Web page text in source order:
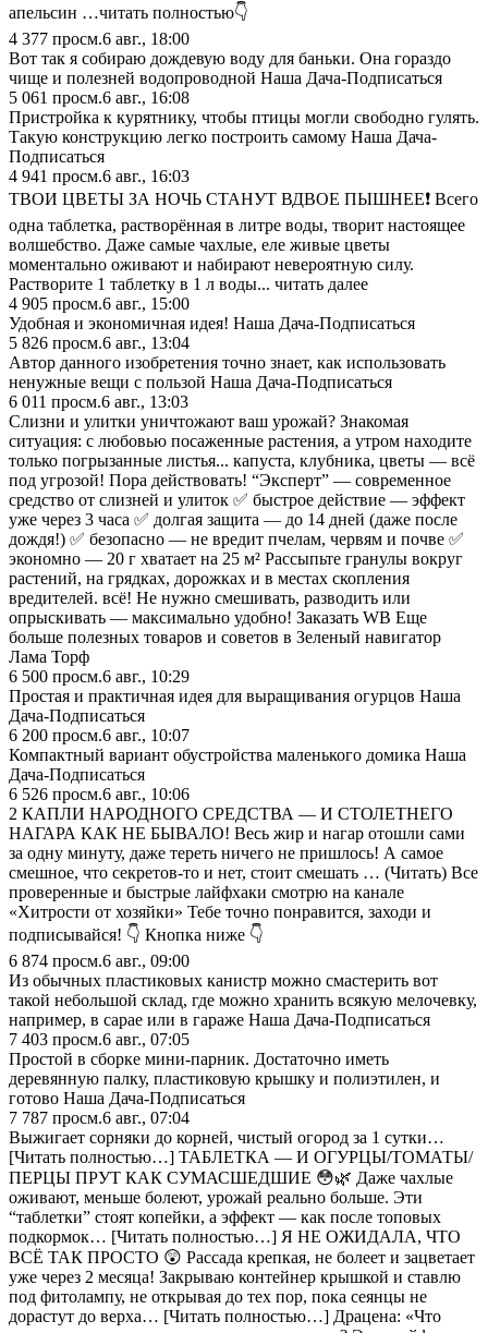
апельсин …читать полностью👇
4 377 просм.6 авг., 18:00
Вот так я собираю дождевую воду для баньки. Она гораздо
чище и полезней водопроводной Наша Дача-Подписаться
5 061 просм.6 авг., 16:08
Пристройка к курятнику, чтобы птицы могли свободно гулять.
Такую конструкцию легко построить самому Наша Дача-
Подписаться
4 941 просм.6 авг., 16:03
ТВОИ ЦВЕТЫ ЗА НОЧЬ СТАНУТ ВДВОЕ ПЫШНЕЕ❗️ Всего
одна таблетка, растворённая в литре воды, творит настоящее
волшебство. Даже самые чахлые, еле живые цветы
моментально оживают и набирают невероятную силу.
Растворите 1 таблетку в 1 л воды... читать далее
4 905 просм.6 авг., 15:00
Удобная и экономичная идея! Наша Дача-Подписаться
5 826 просм.6 авг., 13:04
Автор данного изобретения точно знает, как использовать
ненужные вещи с пользой Наша Дача-Подписаться
6 011 просм.6 авг., 13:03
Слизни и улитки уничтожают ваш урожай? Знакомая
ситуация: с любовью посаженные растения, а утром находите
только погрызанные листья... капуста, клубника, цветы — всё
под угрозой! Пора действовать! “Эксперт” — современное
средство от слизней и улиток ✅ быстрое действие — эффект
уже через 3 часа ✅ долгая защита — до 14 дней (даже после
дождя!) ✅ безопасно — не вредит пчелам, червям и почве ✅
экономно — 20 г хватает на 25 м² Рассыпьте гранулы вокруг
растений, на грядках, дорожках и в местах скопления
вредителей. всё! Не нужно смешивать, разводить или
опрыскивать — максимально удобно! Заказать WB Еще
больше полезных товаров и советов в Зеленый навигатор
Лама Торф
6 500 просм.6 авг., 10:29
Простая и практичная идея для выращивания огурцов Наша
Дача-Подписаться
6 200 просм.6 авг., 10:07
Компактный вариант обустройства маленького домика Наша
Дача-Подписаться
6 526 просм.6 авг., 10:06
2 КАПЛИ НАРОДНОГО СРЕДСТВА — И СТОЛЕТНЕГО
НАГАРА КАК НЕ БЫВАЛО! Весь жир и нагар отошли сами
за одну минуту, даже тереть ничего не пришлось! А самое
смешное, что секретов-то и нет, стоит смешать … (Читать) Все
проверенные и быстрые лайфхаки смотрю на канале
«Хитрости от хозяйки» Тебе точно понравится, заходи и
подписывайся! 👇 Кнопка ниже 👇
6 874 просм.6 авг., 09:00
Из обычных пластиковых канистр можно смастерить вот
такой небольшой склад, где можно хранить всякую мелочевку,
например, в сарае или в гараже Наша Дача-Подписаться
7 403 просм.6 авг., 07:05
Простой в сборке мини-парник. Достаточно иметь
деревянную палку, пластиковую крышку и полиэтилен, и
готово Наша Дача-Подписаться
7 787 просм.6 авг., 07:04
Выжигает сорняки до корней, чистый огород за 1 сутки…
[Читать полностью…] ТАБЛЕТКА — И ОГУРЦЫ/ТОМАТЫ/
ПЕРЦЫ ПРУТ КАК СУМАСШЕДШИЕ 😳🌿 Даже чахлые
оживают, меньше болеют, урожай реально больше. Эти
“таблетки” стоят копейки, а эффект — как после топовых
подкормок… [Читать полностью…] Я НЕ ОЖИДАЛА, ЧТО
ВСЁ ТАК ПРОСТО 😲 Рассада крепкая, не болеет и зацветает
уже через 2 месяца! Закрываю контейнер крышкой и ставлю
под фитолампу, не открывая до тех пор, пока сеянцы не
дорастут до верха… [Читать полностью…] Драцена: «Что